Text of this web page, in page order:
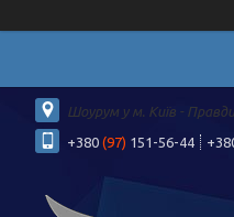
Шоурум у м. Київ -
+380 (97) 151-56-44